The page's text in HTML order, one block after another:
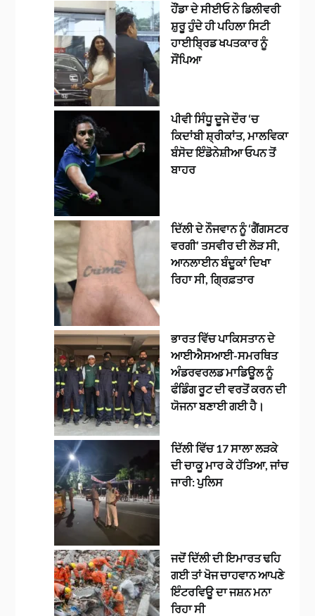
ਹੌਂਡਾ ਦੇ ਸੀਈਓ ਨੇ ਡਿਲੀਵਰੀ
ਸ਼ੁਰੂ ਹੁੰਦੇ ਹੀ ਪਹਿਲਾ ਸਿਟੀ
ਹਾਈਬ੍ਰਿਡ ਖਪਤਕਾਰ ਨੂੰ
ਸੌਂਪਿਆ
ਪੀਵੀ ਸਿੰਧੂ ਦੂਜੇ ਦੌਰ ‘ਚ
ਕਿਦਾਂਬੀ ਸ਼੍ਰੀਕਾਂਤ, ਮਾਲਵਿਕਾ
ਬੰਸੋਦ ਇੰਡੋਨੇਸ਼ੀਆ ਓਪਨ ਤੋਂ
ਬਾਹਰ
ਦਿੱਲੀ ਦੇ ਨੌਜਵਾਨ ਨੂੰ ‘ਗੈਂਗਸਟਰ
ਵਰਗੀ’ ਤਸਵੀਰ ਦੀ ਲੋੜ ਸੀ,
ਆਨਲਾਈਨ ਬੰਦੂਕਾਂ ਦਿਖਾ
ਰਿਹਾ ਸੀ, ਗ੍ਰਿਫ਼ਤਾਰ
ਭਾਰਤ ਵਿੱਚ ਪਾਕਿਸਤਾਨ ਦੇ
ਆਈਐਸਆਈ-ਸਮਰਥਿਤ
ਅੰਡਰਵਰਲਡ ਮਾਡਿਊਲ ਨੂੰ
ਫੰਡਿੰਗ ਰੂਟ ਦੀ ਵਰਤੋਂ ਕਰਨ ਦੀ
ਯੋਜਨਾ ਬਣਾਈ ਗਈ ਹੈ।
ਦਿੱਲੀ ਵਿੱਚ 17 ਸਾਲਾ ਲੜਕੇ
ਦੀ ਚਾਕੂ ਮਾਰ ਕੇ ਹੱਤਿਆ, ਜਾਂਚ
ਜਾਰੀ: ਪੁਲਿਸ
ਜਦੋਂ ਦਿੱਲੀ ਦੀ ਇਮਾਰਤ ਢਹਿ
ਗਈ ਤਾਂ ਖੋਜ ਚਾਹਵਾਨ ਆਪਣੇ
ਇੰਟਰਵਿਊ ਦਾ ਜਸ਼ਨ ਮਨਾ
ਰਿਹਾ ਸੀ